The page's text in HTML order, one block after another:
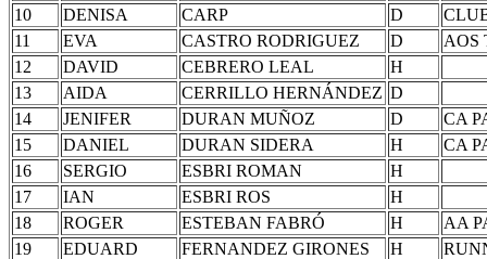
10
DENISA CARP D
11
EVA CASTRO RODRIGUEZ D
AOS
12
DAVID CEBRERO LEAL
H
13
AIDA CERRILLO HERNÁNDEZ D
14
JENIFER DURAN MUÑOZ D
CA
15
DANIEL DURAN SIDERA H
CA
16
SERGIO ESBRI ROMAN
H
17
IAN ESBRI ROS
H
18
ROGER ESTEBAN FABRÓ H
AA
19
EDUARD FERNANDEZ GIRONES H